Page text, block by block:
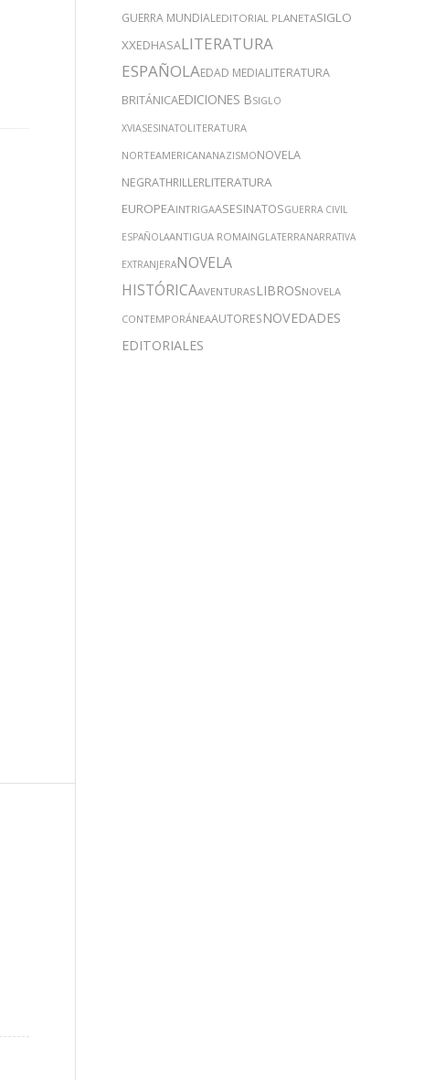
GUERRA MUNDIALEDITORIAL PLANETASIGLO
XXEDHASALITERATURA
ESPAÑOLAEDAD MEDIALITERATURA
BRITÁNICAEDICIONES BSIGLO
XVIASESINATOLITERATURA
NORTEAMERICANANAZISMONOVELA
NEGRATHRILLERLITERATURA
EUROPEAINTRIGAASESINATOSGUERRA CIVIL
ESPAÑOLAANTIGUA ROMAINGLATERRANARRATIVA
EXTRANJERANOVELA
HISTÓRICAAVENTURAS LIBROSNOVELA
CONTEMPORÁNEAAUTORESNOVEDADES
EDITORIALES